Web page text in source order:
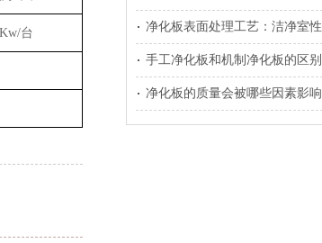
台
手工净化板和机制净化板的区别
净化板的质量会被哪些因素影响